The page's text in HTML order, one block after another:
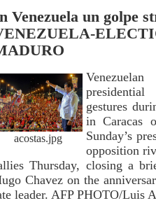
Venezuela un golpe
acostas.jpg
gestures
in Caracas
Sunday’s
opposition
Thursday, closing a
Chavez on the
leader. AFP PHOTO/Luis